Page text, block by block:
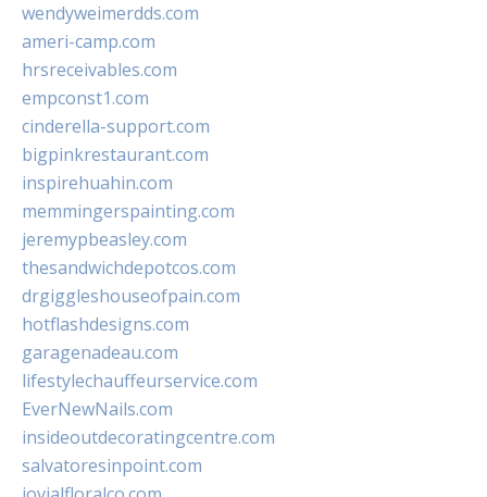
wendyweimerdds.com
ameri-camp.com
hrsreceivables.com
empconst1.com
cinderella-support.com
bigpinkrestaurant.com
inspirehuahin.com
memmingerspainting.com
jeremypbeasley.com
thesandwichdepotcos.com
drgiggleshouseofpain.com
hotflashdesigns.com
garagenadeau.com
lifestylechauffeurservice.com
EverNewNails.com
insideoutdecoratingcentre.com
salvatoresinpoint.com